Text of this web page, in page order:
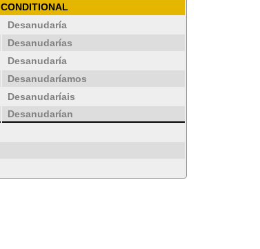
CONDITIONAL
Desanudaría
Desanudarías
Desanudaría
Desanudaríamos
Desanudaríais
Desanudarían